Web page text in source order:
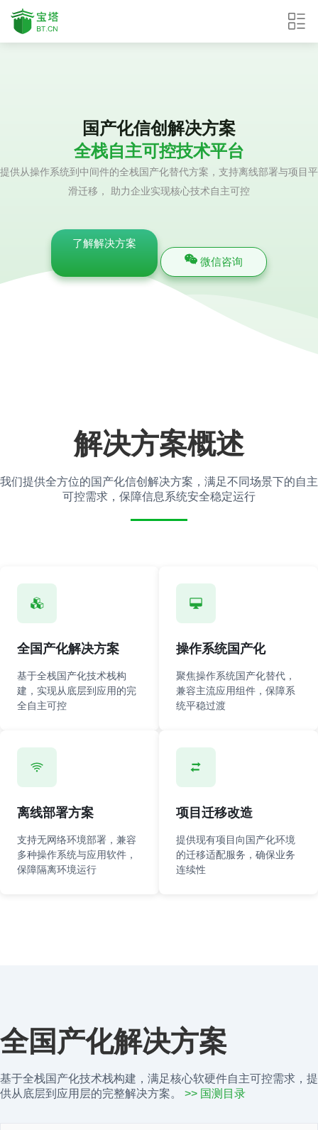
国产化信创解决方案
全栈自主可控技术平台
提供从操作系统到中间件的全栈国产化替代方案，支持离线部署与项目平
滑迁移， 助力企业实现核心技术自主可控
了解解决方案
微信咨询
解决方案概述
我们提供全方位的国产化信创解决方案，满足不同场景下的自主
可控需求，保障信息系统安全稳定运行
全国产化解决方案
基于全栈国产化技术栈构
建，实现从底层到应用的完
全自主可控
操作系统国产化
聚焦操作系统国产化替代，
兼容主流应用组件，保障系
统平稳过渡
离线部署方案
支持无网络环境部署，兼容
多种操作系统与应用软件，
保障隔离环境运行
项目迁移改造
提供现有项目向国产化环境
的迁移适配服务，确保业务
连续性
全国产化解决方案
基于全栈国产化技术栈构建，满足核心软硬件自主可控需求，提
供从底层到应用层的完整解决方案。 >> 国测目录